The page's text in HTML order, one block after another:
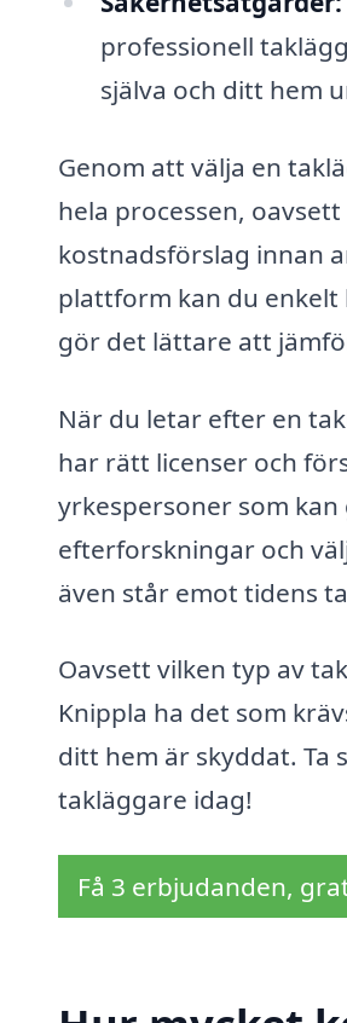
professionell
själva och ditt hem
Genom att välja en
hela processen,
kostnadsförslag innan
plattform kan du
gör det lättare att
När du letar efter en
har rätt licenser och
yrkespersoner som
efterforskningar och
även står emot tidens
Oavsett vilken typ av
Knippla ha det som
ditt hem är skyddat.
takläggare idag!
Få 3 erbjudanden,